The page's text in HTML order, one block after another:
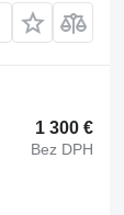
1 300 €
Bez DPH